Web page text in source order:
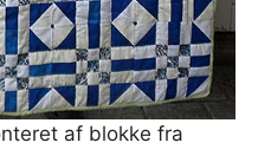
af blokke fra